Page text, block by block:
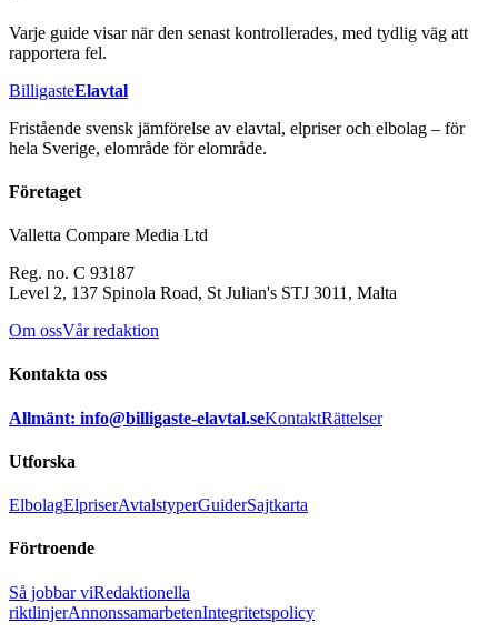
Varje guide visar när den senast kontrollerades, med tydlig väg att
rapportera fel.
BilligasteElavtal
Fristående svensk jämförelse av elavtal, elpriser och elbolag – för
hela Sverige, elområde för elområde.
Företaget
Valletta Compare Media Ltd
Reg. no. C 93187
Level 2, 137 Spinola Road, St Julian's STJ 3011, Malta
Om ossVår redaktion
Kontakta oss
Allmänt: info@billigaste-elavtal.seKontaktRättelser
Utforska
ElbolagElpriserAvtalstyperGuiderSajtkarta
Förtroende
Så jobbar viRedaktionella
riktlinjerAnnonssamarbetenIntegritetspolicy